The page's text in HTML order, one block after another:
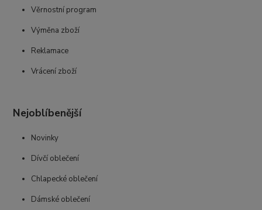
Věrnostní program
Výměna zboží
Reklamace
Vrácení zboží
Nejoblíbenější
Novinky
Dívčí oblečení
Chlapecké oblečení
Dámské oblečení